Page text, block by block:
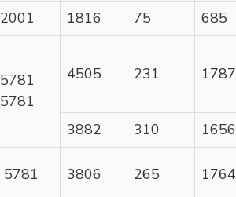
2001 1816 75
685
5781
5781
4505 231 1787
3882 310
1656
5781 3806 265 1764